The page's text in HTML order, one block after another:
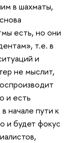
в шахматы,
есть, но они
т.е. в
и
не мыслит,
и есть
начале пути к
и будет фокус